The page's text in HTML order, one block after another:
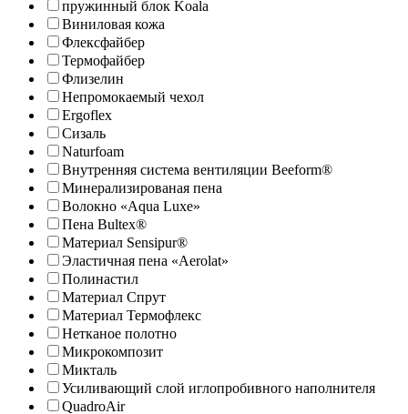
пружинный блок Koala
Виниловая кожа
Флексфайбер
Термофайбер
Флизелин
Непромокаемый чехол
Ergoflex
Сизаль
Naturfoam
Внутренняя система вентиляции Beeform®
Минерализированая пена
Волокно «Aqua Luxe»
Пена Bultex®
Материал Sensipur®
Эластичная пена «Aerolat»
Полинастил
Материал Спрут
Материал Термофлекс
Нетканое полотно
Микрокомпозит
Микталь
Усиливающий слой иглопробивного наполнителя
QuadroAir